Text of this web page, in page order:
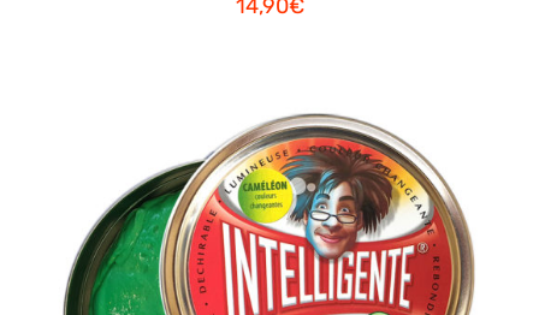
14,90€
AJOUTER AU PANIER
/